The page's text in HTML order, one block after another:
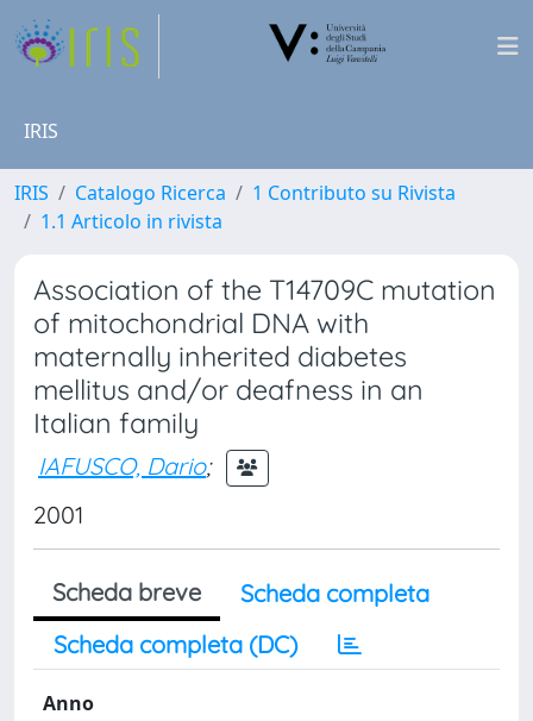
IRIS
IRIS Catalogo Ricerca
1 Contributo su Rivista
1.1 Articolo in rivista
Association of the T14709C mutation
of mitochondrial DNA with
maternally inherited diabetes
mellitus and/or deafness in an
Italian family
IAFUSCO, Dario;
2001
Scheda breve
Scheda completa
Scheda completa (DC)
Anno